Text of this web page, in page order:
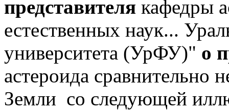
представителя кафедры
естественных наук...
университета (УрФУ)" о
астероида сравнительно
Земли со следующей